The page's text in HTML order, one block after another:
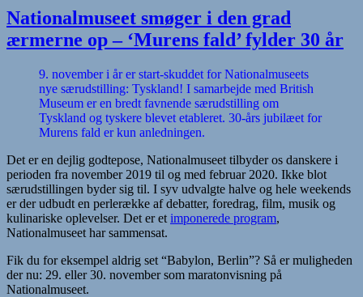
Nationalmuseet smøger i den grad
ærmerne op – ‘Murens fald’ fylder 30 år
9. november i år er start-skuddet for Nationalmuseets
nye særudstilling: Tyskland! I samarbejde med British
Museum er en bredt favnende særudstilling om
Tyskland og tyskere blevet etableret. 30-års jubilæet for
Murens fald er kun anledningen.
Det er en dejlig godtepose, Nationalmuseet tilbyder os danskere i
perioden fra november 2019 til og med februar 2020. Ikke blot
særudstillingen byder sig til. I syv udvalgte halve og hele weekends
er der udbudt en perlerække af debatter, foredrag, film, musik og
kulinariske oplevelser. Det er et imponerede program,
Nationalmuseet har sammensat.
Fik du for eksempel aldrig set “Babylon, Berlin”? Så er muligheden
der nu: 29. eller 30. november som maratonvisning på
Nationalmuseet.